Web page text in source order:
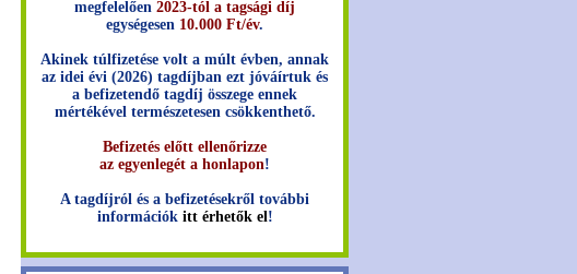
megfelelően2023-tól a tagsági díj
egységesen 10.000 Ft/év.
Akinek túlfizetése volt a múlt évben, annak
az idei évi (2026) tagdíjban ezt jóváírtuk és
a befizetendő tagdíj összege ennek
mértékével természetesen csökkenthető.
Befizetés előtt ellenőrizze
az egyenlegét a honlapon!
A tagdíjról és a befizetésekről további
információk itt érhetők el!